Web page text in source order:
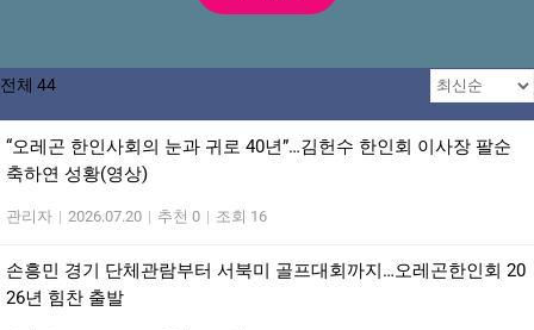
전체 44
“오레곤 한인사회의 눈과 귀로 40년”…김헌수 한인회 이사장 팔순
축하연 성황(영상)
관리자 | 2026.07.20 | 추천 0 | 조회 16
손흥민 경기 단체관람부터 서북미 골프대회까지…오레곤한인회 20
26년 힘찬 출발